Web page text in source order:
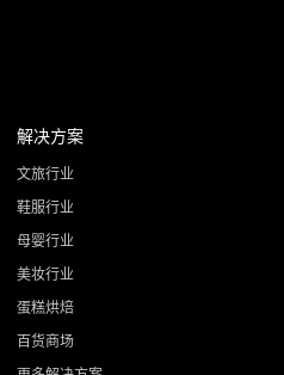
解决方案
文旅行业
鞋服行业
母婴行业
美妆行业
蛋糕烘焙
百货商场